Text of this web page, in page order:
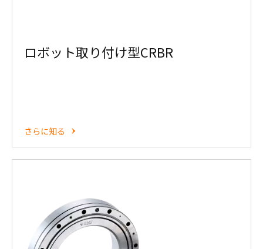
ロボット取り付け型CRBR
さらに知る